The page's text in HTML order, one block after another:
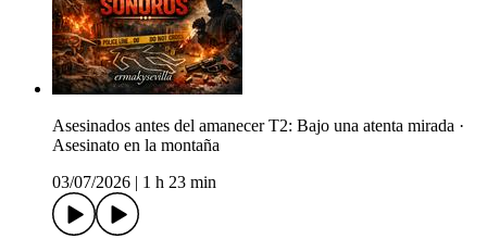
Asesinados antes del amanecer T2: Bajo una atenta mirada ·
Asesinato en la montaña
03/07/2026
1 h 23 min